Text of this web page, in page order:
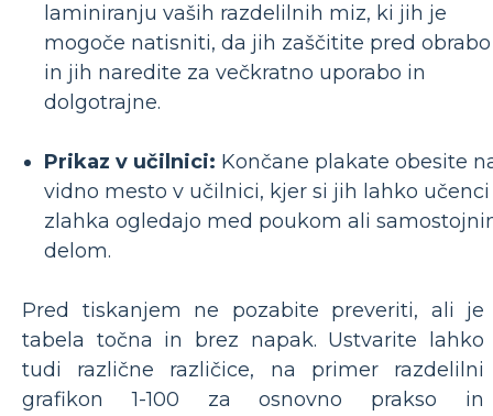
laminiranju vaših razdelilnih miz, ki jih je
mogoče natisniti, da jih zaščitite pred obrabo
in jih naredite za večkratno uporabo in
dolgotrajne.
Prikaz v učilnici: Končane plakate obesite
vidno mesto v učilnici, kjer si jih lahko učenci
zlahka ogledajo med poukom ali
delom.
Pred tiskanjem ne pozabite preveriti, ali je
tabela točna in brez napak. Ustvarite lahko
tudi različne različice, na primer razdelilni
grafikon 1-100 za osnovno prakso in